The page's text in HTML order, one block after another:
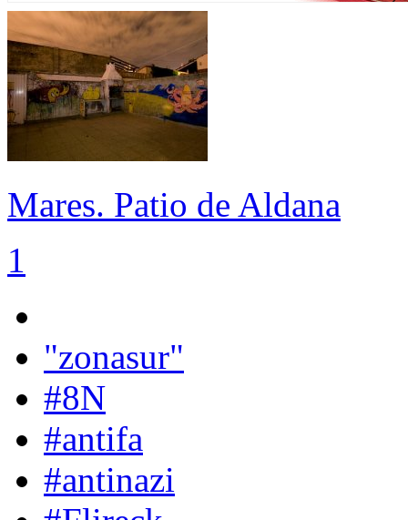
Mares. Patio de Aldana
1
"zonasur"
#8N
#antifa
#antinazi